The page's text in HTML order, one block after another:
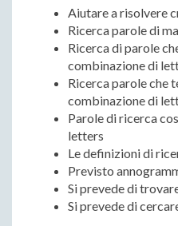
Aiutare a risolvere
Ricerca parole di
Ricerca di parole
combinazione di
Ricerca parole che
combinazione di
Parole di ricerca
letters
Le definizioni di
Previsto
Si prevede di
Si prevede di